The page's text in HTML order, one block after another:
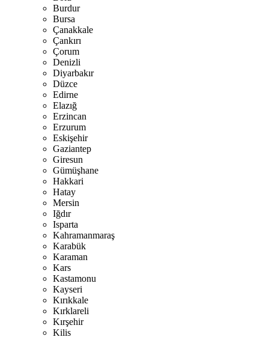
Burdur
Bursa
Çanakkale
Çankırı
Çorum
Denizli
Diyarbakır
Düzce
Edirne
Elazığ
Erzincan
Erzurum
Eskişehir
Gaziantep
Giresun
Gümüşhane
Hakkari
Hatay
Mersin
Iğdır
Isparta
Kahramanmaraş
Karabük
Karaman
Kars
Kastamonu
Kayseri
Kırıkkale
Kırklareli
Kırşehir
Kilis